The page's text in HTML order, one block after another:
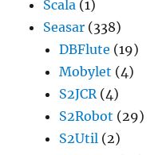
Scala (1)
Seasar (338)
DBFlute (19)
Mobylet (4)
S2JCR(4)
S2Robot (29)
S2Util (2)